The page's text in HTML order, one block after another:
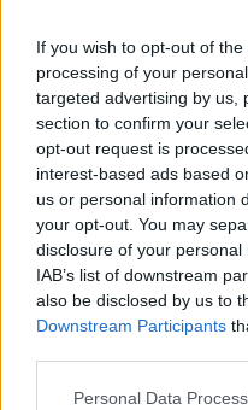
If you wish to opt-out of
processing of your
targeted advertising by us,
section to confirm your
opt-out request is
interest-based ads based
us or personal information
your opt-out. You may
disclosure of your
IAB’s list of downstream
also be disclosed by us to
Downstream Participants
Personal Data